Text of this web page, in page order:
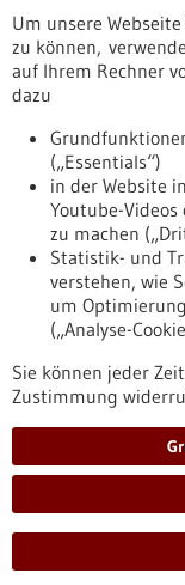
Nach oben
Informiert
Newsletter
Um unsere
zu können,
auf Ihrem Rechner
dazu
(„Essentials“)
in der Website
Youtube-
zu machen
Statistik- und
verstehen, wie
um
(„Analyse-
Sie können jeder
Zustimmung